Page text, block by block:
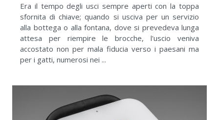
Era il tempo degli usci sempre aperti con la toppa
sfornita di chiave; quando si usciva per un servizio
alla bottega o alla fontana, dove si prevedeva lunga
attesa per riempire le brocche, l'uscio veniva
accostato non per mala fiducia verso i paesani ma
per i gatti, numerosi nei ...